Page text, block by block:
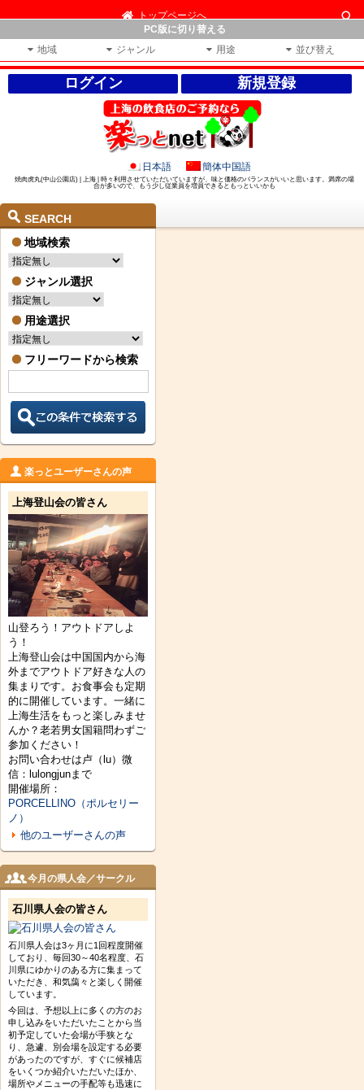
トップページへ
PC版に切り替える
地域
ジャンル 用途 並び替え
ログイン 新規登録
日本語 簡体中国語
焼肉虎丸(中山公園店) | 上海 | 時々利用させていただいていますが、味と価格のバランスがいいと思います。満席の場
合が多いので、もう少し従業員を増員できるともっといいかも
SEARCH
地域検索
ジャンル選択
用途選択
フリーワードから検索
楽っとユーザーさんの声
上海登山会の皆さん
山登ろう！アウトドアしよ
う！
上海登山会は中国国内から海
外までアウトドア好きな人の
集まりです。お食事会も定期
的に開催しています。一緒に
上海生活をもっと楽しみませ
んか？老若男女国籍問わずご
参加ください！
お問い合わせは卢（lu）微
信：lulongjunまで
開催場所：
PORCELLINO（ポルセリー
ノ）
他のユーザーさんの声
今月の県人会／サークル
石川県人会の皆さん
石川県人会は3ヶ月に1回程度開催
しており、毎回30～40名程度、石
川県にゆかりのある方に集まって
いただき、和気藹々と楽しく開催
しています。
今回は、予想以上に多くの方のお
申し込みをいただいたことから当
初予定していた会場が手狭とな
り、急遽、別会場を設定する必要
があったのですが、すぐに候補店
をいくつか紹介いただいたほか、
場所やメニューの手配等も迅速に